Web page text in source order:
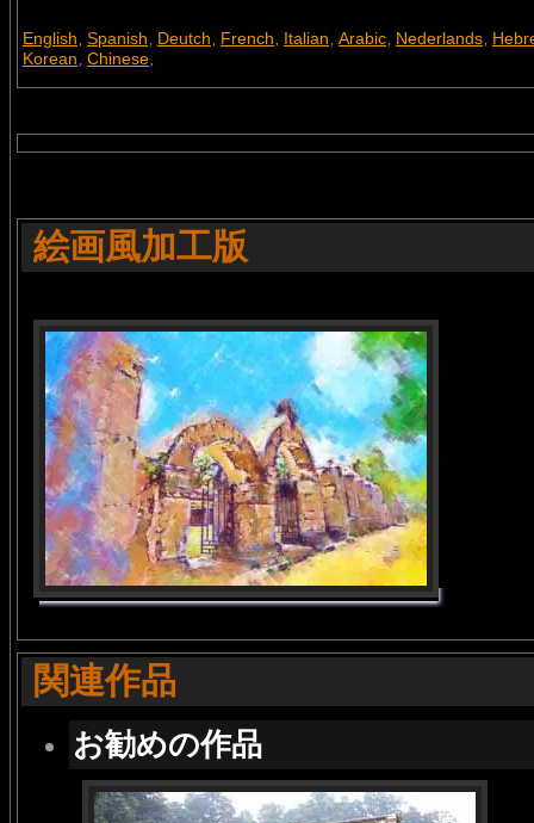
English, Spanish, Deutch, French, Italian, Arabic, Nederlands,
Korean, Chinese,
絵画風加工版
関連作品
お勧めの作品